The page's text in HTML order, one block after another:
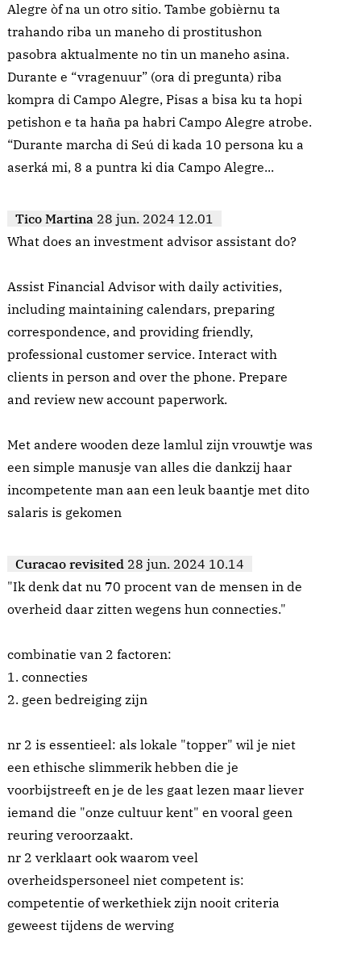
Alegre òf na un otro sitio. Tambe gobièrnu ta
trahando riba un maneho di prostitushon
pasobra aktualmente no tin un maneho asina.
Durante e “vragenuur” (ora di pregunta) riba
kompra di Campo Alegre, Pisas a bisa ku ta hopi
petishon e ta haña pa habri Campo Alegre atrobe.
“Durante marcha di Seú di kada 10 persona ku a
aserká mi, 8 a puntra ki dia Campo Alegre...
Tico Martina 28 jun. 2024 12.01
What does an investment advisor assistant do?
Assist Financial Advisor with daily activities,
including maintaining calendars, preparing
correspondence, and providing friendly,
professional customer service. Interact with
clients in person and over the phone. Prepare
and review new account paperwork.
Met andere wooden deze lamlul zijn vrouwtje was
een simple manusje van alles die dankzij haar
incompetente man aan een leuk baantje met dito
salaris is gekomen
Curacao revisited 28 jun. 2024 10.14
"Ik denk dat nu 70 procent van de mensen in de
overheid daar zitten wegens hun connecties."
combinatie van 2 factoren:
1. connecties
2. geen bedreiging zijn
nr 2 is essentieel: als lokale "topper" wil je niet
een ethische slimmerik hebben die je
voorbijstreeft en je de les gaat lezen maar liever
iemand die "onze cultuur kent" en vooral geen
reuring veroorzaakt.
nr 2 verklaart ook waarom veel
overheidspersoneel niet competent is:
competentie of werkethiek zijn nooit criteria
geweest tijdens de werving